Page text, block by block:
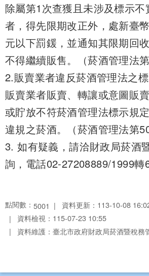
除屬第1次查獲且未涉及標示
者，得先限期改正外，處新臺
元以下罰鍰，並通知其限期回
不得繼續販售。（菸酒管理法第
2.販賣業者違反菸酒管理法之標
販賣業者販賣、轉讓或意圖販
或貯放不符菸酒管理法標示規
違規之菸酒。（菸酒管理法第50
3. 如有疑義，請洽財政局菸酒
詢，電話02-27208889/1999轉
點閱數： 5001
資料更新：113-10-08
資料檢視：115-07-23 10:55
資料維護：臺北市政府財政局菸酒暨稅務